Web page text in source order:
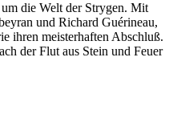
die Welt der Strygen. Mit
und Richard Guérineau,
ihren meisterhaften Abschluß.
der Flut aus Stein und Feuer